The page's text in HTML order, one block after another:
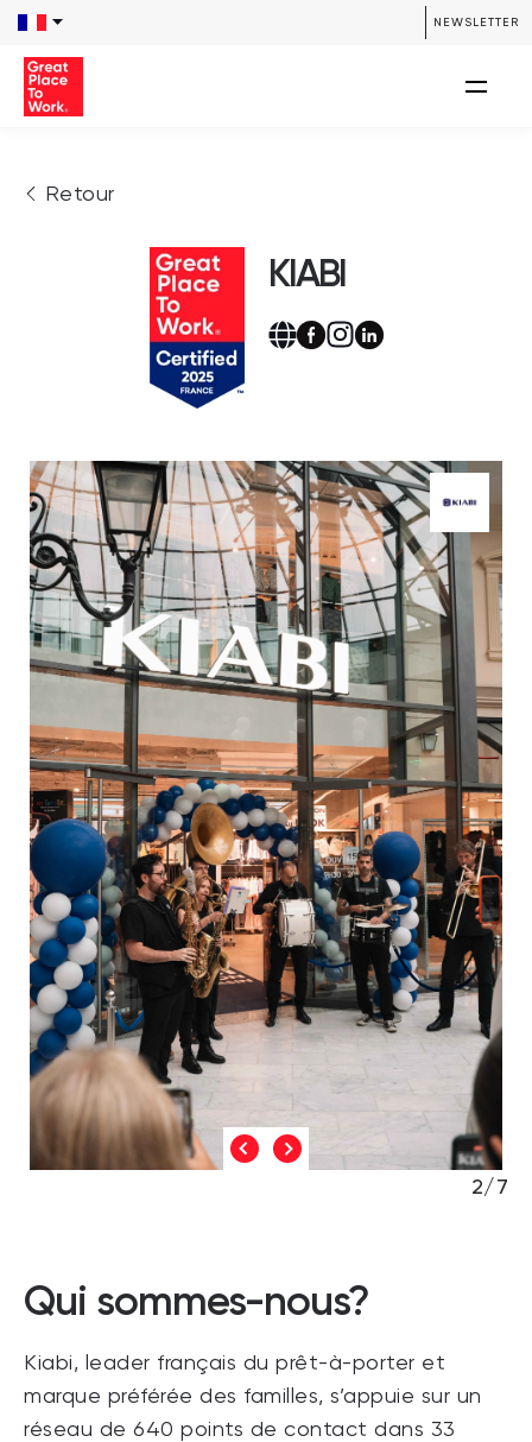
NEWSLETTER
Retour
KIABI
2/7
Qui sommes-nous?
Kiabi, leader français du prêt-à-porter et
marque préférée des familles, s’appuie sur un
réseau de 640 points de contact dans 33